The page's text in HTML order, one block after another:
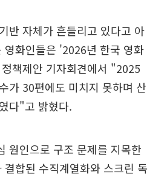
반 자체가 흔들리고 있다고 아
영화인들은 '2026년 한국 영화
책제안 기자회견에서 "2025
가 30편에도 미치지 못하며 산
다"고 밝혔다.
원인으로 구조 문제를 지목한
결합된 수직계열화와 스크린 독